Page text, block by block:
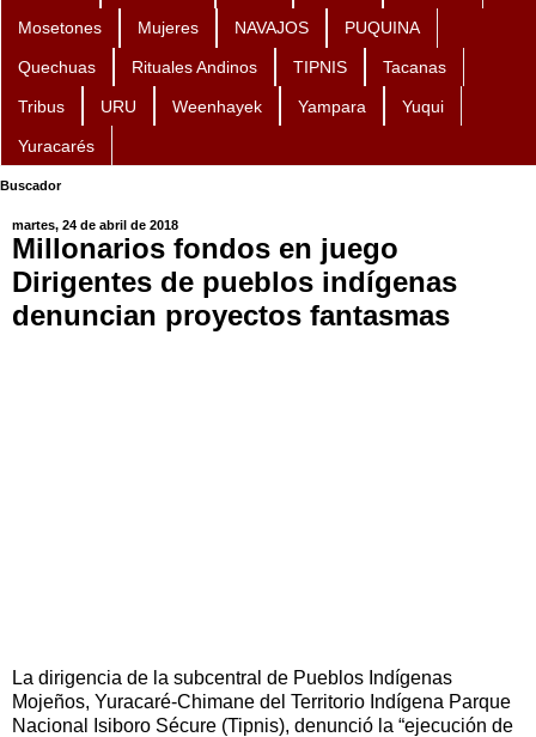
Mosetones Mujeres NAVAJOS PUQUINA
Quechuas Rituales Andinos TIPNIS Tacanas
Tribus URU Weenhayek Yampara Yuqui
Yuracarés
Buscador
martes, 24 de abril de 2018
Millonarios fondos en juego
Dirigentes de pueblos indígenas
denuncian proyectos fantasmas
La dirigencia de la subcentral de Pueblos Indígenas
Mojeños, Yuracaré-Chimane del Territorio Indígena Parque
Nacional Isiboro Sécure (Tipnis), denunció la “ejecución de